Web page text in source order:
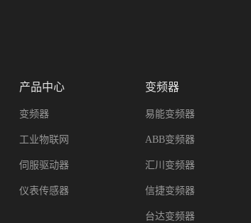
产品中心
变频器
工业物联网
伺服驱动器
仪表传感器
变频器
易能变频器
ABB变频器
汇川变频器
信捷变频器
台达变频器